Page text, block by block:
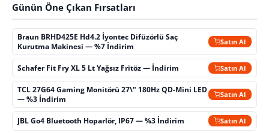
Günün Öne Çıkan Fırsatları
Braun BRHD425E Hd4.2 İyontec Difüzörlü Saç
Kurutma Makinesi — %7 İndirim
Satın Al
Schafer Fit Fry XL 5 Lt Yağsız Fritöz — İndirim Satın Al
TCL 27G64 Gaming Monitörü 27\" 180Hz QD-Mini LED
— %3 İndirim
Satın Al
JBL Go4 Bluetooth Hoparlör, IP67 — %3 İndirim Satın Al